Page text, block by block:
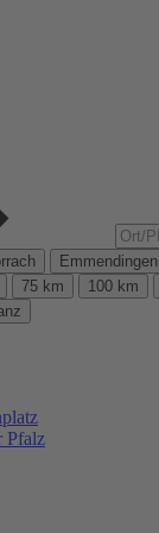
Emmendingen
75 km 100 km
Pfalz